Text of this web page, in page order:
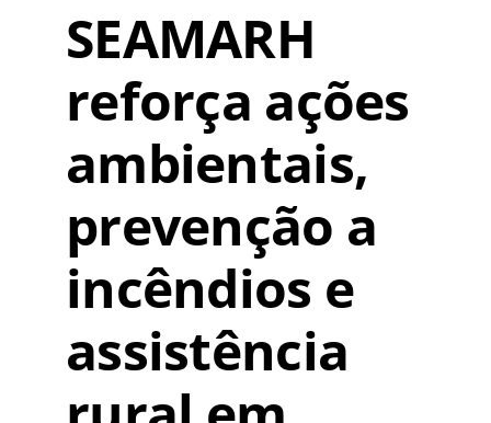
SEAMARH
reforça ações
ambientais,
prevenção a
incêndios e
assistência